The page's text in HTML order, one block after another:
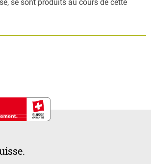
se sont produits au cours de cette